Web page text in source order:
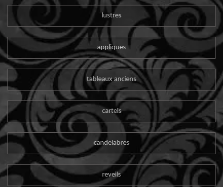
lustres
appliques
tableaux anciens
cartels
candelabres
reveils